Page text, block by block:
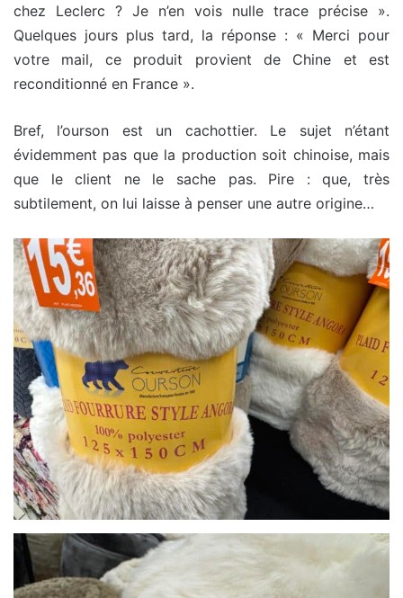
chez Leclerc ? Je n’en vois nulle trace précise ».
Quelques jours plus tard, la réponse : « Merci pour
votre mail, ce produit provient de Chine et est
reconditionné en France ».
Bref, l’ourson est un cachottier. Le sujet n’étant
évidemment pas que la production soit chinoise, mais
que le client ne le sache pas. Pire : que, très
subtilement, on lui laisse à penser une autre origine…